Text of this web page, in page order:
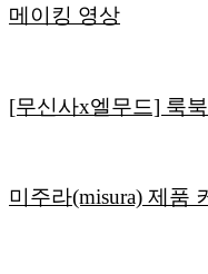
메이킹 영상
[무신사x엘무드] 룩
미주라(misura) 제품